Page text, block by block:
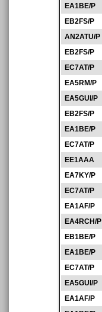
EA1BE/P
EB2FS/P
AN2ATU/P
EB2FS/P
EC7AT/P
EA5RM/P
EA5GUI/P
EB2FS/P
EA1BE/P
EC7AT/P
EE1AAA
EA7KY/P
EC7AT/P
EA1AF/P
EA4RCH/P
EB1BE/P
EA1BE/P
EC7AT/P
EA5GUI/P
EA1AF/P